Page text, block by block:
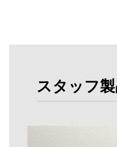
スタッフ